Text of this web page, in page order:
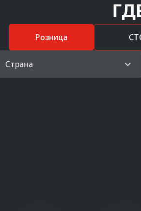
Розница
Страна